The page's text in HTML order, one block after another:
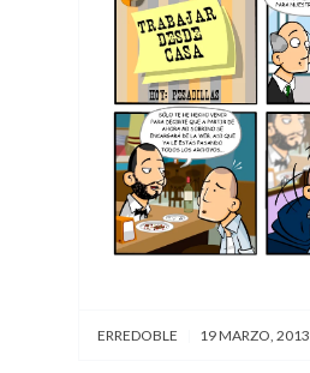
ERREDOBLE 19 MARZO, 2013